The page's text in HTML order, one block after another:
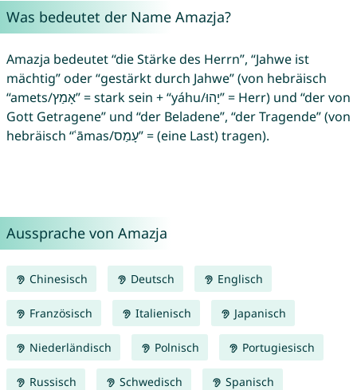
Was bedeutet der Name Amazja?
Amazja bedeutet “die Stärke des Herrn”, “Jahwe ist
mächtig” oder “gestärkt durch Jahwe” (von hebräisch
“amets/אָמַץ” = stark sein + “yáhu/יָהוּ” = Herr) und “der von
Gott Getragene” und “der Beladene”, “der Tragende” (von
hebräisch “ʿāmas/עָמַס” = (eine Last) tragen).
Aussprache von Amazja
Chinesisch Deutsch Englisch
Französisch Italienisch Japanisch
Niederländisch Polnisch Portugiesisch
Russisch Schwedisch Spanisch